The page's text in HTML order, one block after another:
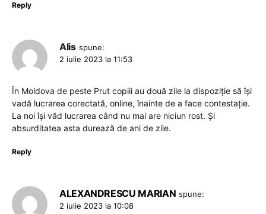
Reply
Alis spune:
2 iulie 2023 la 11:53
În Moldova de peste Prut copiii au două zile la dispoziție să își
vadă lucrarea corectată, online, înainte de a face contestație.
La noi își văd lucrarea când nu mai are niciun rost. Și
absurditatea asta durează de ani de zile.
Reply
ALEXANDRESCU MARIAN spune:
2 iulie 2023 la 10:08